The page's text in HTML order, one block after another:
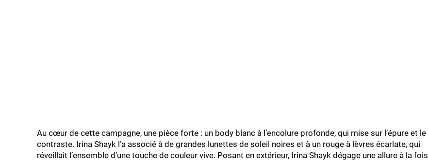
Au cœur de cette campagne, une pièce forte : un body blanc à l’encolure profonde, qui mise sur l’épure et le
contraste. Irina Shayk l’a associé à de grandes lunettes de soleil noires et à un rouge à lèvres écarlate, qui
réveillait l’ensemble d’une touche de couleur vive. Posant en extérieur, Irina Shayk dégage une allure à la fois